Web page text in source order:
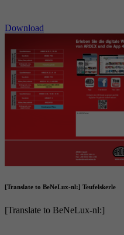
Download
[Translate to BeNeLux-nl:] Teufelskerle
[Translate to BeNeLux-nl:]